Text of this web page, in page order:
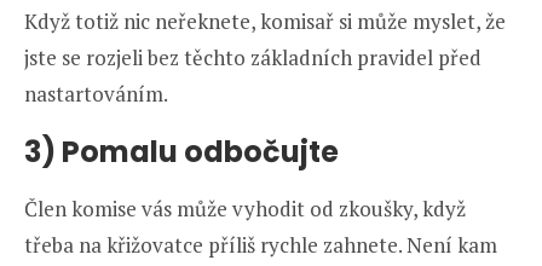
Když totiž nic neřeknete, komisař si může myslet, že
jste se rozjeli bez těchto základních pravidel před
nastartováním.
3) Pomalu odbočujte
Člen komise vás může vyhodit od zkoušky, když
třeba na křižovatce příliš rychle zahnete. Není kam